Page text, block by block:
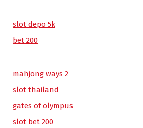
slot depo 5k
bet 200
mahjong ways 2
slot thailand
gates of olympus
slot bet 200